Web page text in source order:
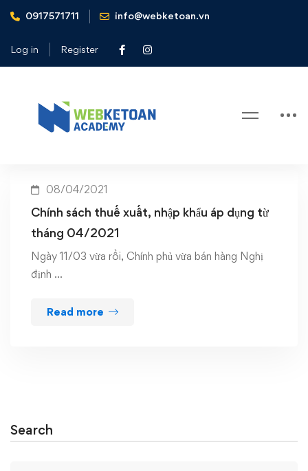
0917571711 info@webketoan.vn
Log in Register
Home chính sách thuế xuất nhập khẩu từ 04/2021
Tag: chính sách thuế xuất nhập
08/04/2021
Chính sách thuế xuất, nhập khẩu áp dụng từ
tháng 04/2021
Ngày 11/03 vừa rồi, Chính phủ vừa bán hàng Nghị
định …
Read more
Search